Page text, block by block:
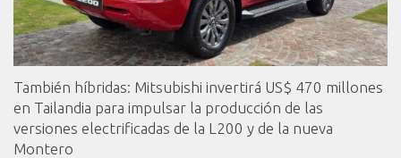
También híbridas: Mitsubishi invertirá US$ 470 millones
en Tailandia para impulsar la producción de las
versiones electrificadas de la L200 y de la nueva
Montero